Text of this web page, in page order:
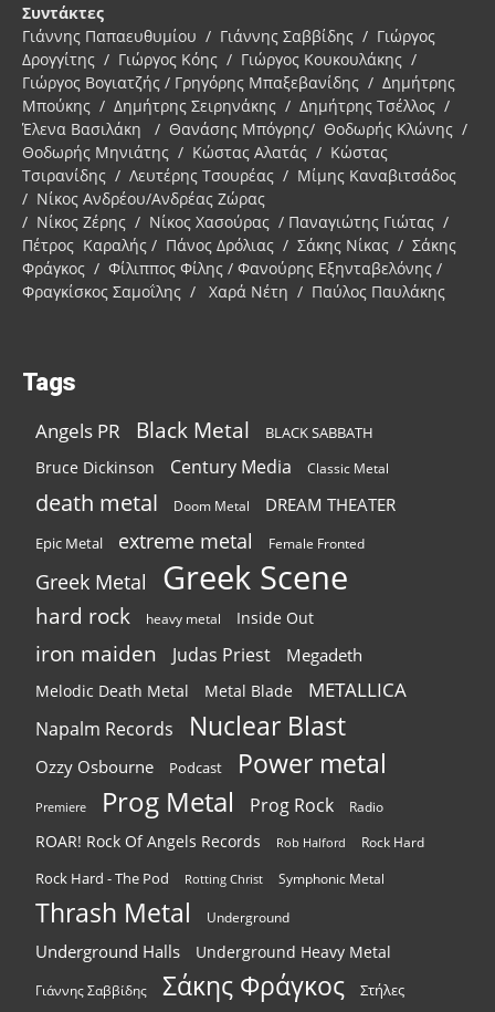
Συντάκτες
Γιάννης Παπαευθυμίου / Γιάννης Σαββίδης / Γιώργος
Δρογγίτης / Γιώργος Κόης / Γιώργος Κουκουλάκης /
Γιώργος Βογιατζής / Γρηγόρης Μπαξεβανίδης / Δημήτρης
Μπούκης / Δημήτρης Σειρηνάκης / Δημήτρης Τσέλλος /
Έλενα Βασιλάκη / Θανάσης Μπόγρης/ Θοδωρής Κλώνης /
Θοδωρής Μηνιάτης / Κώστας Αλατάς / Κώστας
Τσιρανίδης / Λευτέρης Τσουρέας / Μίμης Καναβιτσάδος
/ Νίκος Ανδρέου/Ανδρέας Ζώρας
/ Νίκος Ζέρης / Νίκος Χασούρας / Παναγιώτης Γιώτας /
Πέτρος Καραλής / Πάνος Δρόλιας / Σάκης Νίκας / Σάκης
Φράγκος / Φίλιππος Φίλης / Φανούρης Εξηνταβελόνης /
Φραγκίσκος Σαμοΐλης / Χαρά Νέτη / Παύλος Παυλάκης
Tags
Angels PR Black Metal BLACK SABBATH
Bruce Dickinson Century Media Classic Metal
death metal Doom Metal DREAM THEATER
Epic Metal extreme metal Female Fronted
Greek Metal Greek Scene
hard rock heavy metal Inside Out
iron maiden Judas Priest Megadeth
Melodic Death Metal Metal Blade METALLICA
Napalm Records Nuclear Blast
Ozzy Osbourne Podcast Power metal
Premiere Prog Metal Prog Rock Radio
ROAR! Rock Of Angels Records Rob Halford Rock Hard
Rock Hard - The Pod Rotting Christ Symphonic Metal
Thrash Metal Underground
Underground Halls Underground Heavy Metal
Γιάννης Σαββίδης Σάκης Φράγκος Στήλες